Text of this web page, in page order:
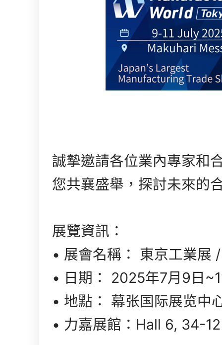
誠摯邀請各位業內專家和
您共襄盛舉，探討未來的
展覽資訊：
• 展會名稱： 東京工業
• 日期： 2025年7月9日
• 地點： 幕张国际展览中
• 力嘉展館：Hall 6, 34-12